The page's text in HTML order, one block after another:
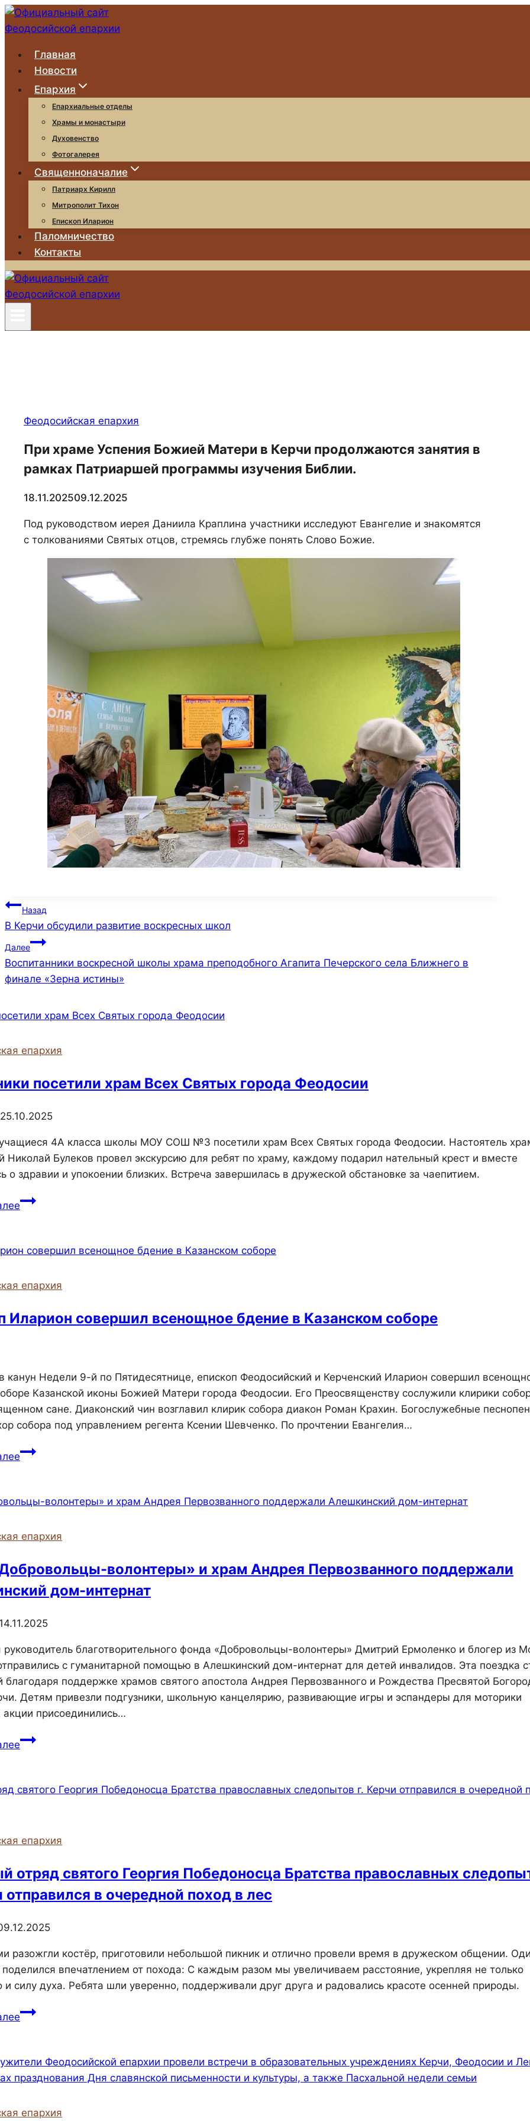
Перейти
к
Главная
Новости
Епархия
Епархиальные отделы
Храмы и монастыри
Духовенство
Фотогалерея
Священноначалие
Патриарх Кирилл
Митрополит Тихон
Епископ Иларион
Паломничество
Контакты
Феодосийская епархия
При храме Успения Божией Матери в Керчи продолжаются занятия в
рамках Патриаршей программы изучения Библии.
18.11.202509.12.2025
Под руководством иерея Даниила Краплина участники исследуют Евангелие и знакомятся
с толкованиями Святых отцов, стремясь глубже понять Слово Божие.
Навигация
по
записям
Назад
В Керчи обсудили развитие воскресных школ
Далее
Воспитанники воскресной школы храма преподобного Агапита Печерского села Ближнего в
финале «Зерна истины»
епархия
посетили храм Всех Святых города Феодосии
25.10.2025
4А класса школы МОУ СОШ №3 посетили храм Всех Святых города Феодосии. Настоятель
Николай Булеков провел экскурсию для ребят по храму, каждому подарил нательный крест и вместе
о здравии и упокоении близких. Встреча завершилась в дружеской обстановке за чаепитием.
Школьники
Всех
Феодосии
епархия
Иларион совершил всенощное бдение в Казанском соборе
канун Недели 9-й по Пятидесятнице, епископ Феодосийский и Керченский Иларион совершил
Казанской иконы Божией Матери города Феодосии. Его Преосвященству сослужили клирики
сане. Диаконский чин возглавил клирик собора диакон Роман Крахин. Богослужебные
собора под управлением регента Ксении Шевченко. По прочтении Евангелия…
Епископ
всенощное
Казанском
соборе
епархия
волонтеры» и храм Андрея Первозванного поддержали
дом-интернат
руководитель благотворительного фонда «Добровольцы-волонтеры» Дмитрий Ермоленко и блогер из
с гуманитарной помощью в Алешкинский дом-интернат для детей инвалидов. Эта поездка
благодаря поддержке храмов святого апостола Андрея Первозванного и Рождества Пресвятой
Детям привезли подгузники, школьную канцелярию, развивающие игры и эспандеры для моторики
акции присоединились…
Фонд
и
поддержали
дом-
интернат
епархия
отряд святого Георгия Победоносца Братства православных
отправился в очередной поход в лес
разожгли костёр, приготовили небольшой пикник и отлично провели время в дружеском общении.
поделился впечатлением от похода: С каждым разом мы увеличиваем расстояние, укрепляя не только
силу духа. Ребята шли уверенно, поддерживали друг друга и радовались красоте осенней природы.
Сводный
Георгия
Победоносца
епархия